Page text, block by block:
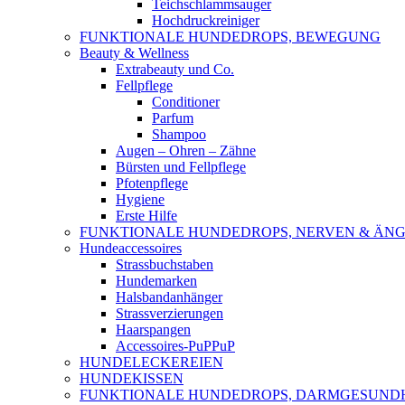
Teichschlammsauger
Hochdruckreiniger
FUNKTIONALE HUNDEDROPS, BEWEGUNG
Beauty & Wellness
Extrabeauty und Co.
Fellpflege
Conditioner
Parfum
Shampoo
Augen – Ohren – Zähne
Bürsten und Fellpflege
Pfotenpflege
Hygiene
Erste Hilfe
FUNKTIONALE HUNDEDROPS, NERVEN &
Hundeaccessoires
Strassbuchstaben
Hundemarken
Halsbandanhänger
Strassverzierungen
Haarspangen
Accessoires-PuPPuP
HUNDELECKEREIEN
HUNDEKISSEN
FUNKTIONALE HUNDEDROPS,